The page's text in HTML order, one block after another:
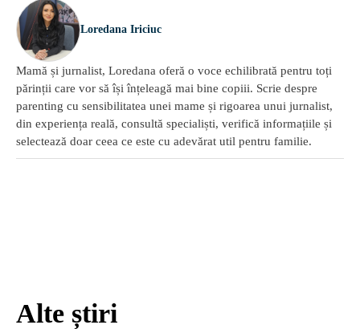
Loredana Iriciuc
Mamă și jurnalist, Loredana oferă o voce echilibrată pentru toți
părinții care vor să își înțeleagă mai bine copiii. Scrie despre
parenting cu sensibilitatea unei mame și rigoarea unui jurnalist,
din experiența reală, consultă specialiști, verifică informațiile și
selectează doar ceea ce este cu adevărat util pentru familie.
Alte știri